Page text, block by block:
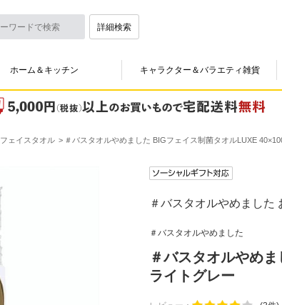
詳細検索
ホーム＆キッチン キャラクター＆バラエティ雑貨
フェイスタオル ＃バスタオルやめました BIGフェイス制菌タオルLUXE
＃バスタオルやめました
＃バスタオルやめました
＃バスタオルやめ
ライトグレー